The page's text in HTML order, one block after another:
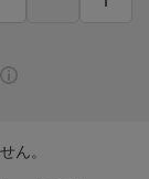
ん。